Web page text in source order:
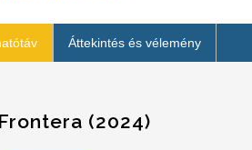
Áttekintés és vélemény
(2024)